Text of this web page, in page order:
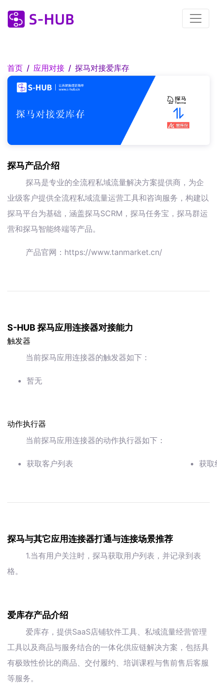
首页 应用对接 探马对接爱库存
探马产品介绍
探马是专业的全流程私域流量解决方案提供商，为企
业级客户提供全流程私域流量运营工具和咨询服务，构建以
探马平台为基础，涵盖探马SCRM，探马任务宝，探马群运
营和探马智能终端等产品。
产品官网：https://www.tanmarket.cn/
S-HUB 探马应用连接器对接能力
触发器
当前探马应用连接器的触发器如下：
暂无
动作执行器
当前探马应用连接器的动作执行器如下：
获取客户列表 获取
探马与其它应用连接器打通与连接场景推荐
1.当有用户关注时，探马获取用户列表，并记录到表
格。
爱库存产品介绍
爱库存，提供SaaS店铺软件工具、私域流量经营管理
工具以及商品与服务结合的一体化供应链解决方案，包括具
有极致性价比的商品、交付履约、培训课程与售前售后客服
等服务。